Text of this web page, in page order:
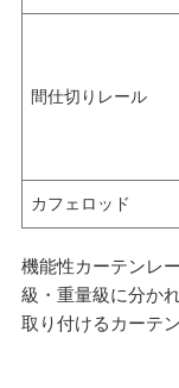
間仕切りレール
カフェロッド
機能性カーテンレ
級・重量級に分か
取り付けるカーテ